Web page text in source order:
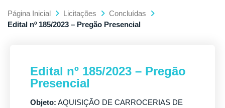
Página Inicial Licitações
Concluídas
Edital nº 185/2023 – Pregão Presencial
Edital nº 185/2023 – Pregão
Presencial
Objeto: AQUISIÇÃO DE CARROCERIAS DE